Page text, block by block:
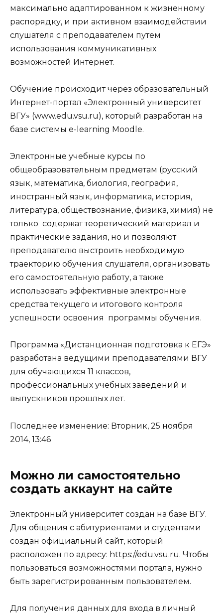
максимально адаптированном к жизненному
распорядку, и при активном взаимодействии
слушателя с преподавателем путем
использования коммуникативных
возможностей Интернет.
Обучение происходит через образовательный
Интернет-портал «Электронный университет
ВГУ» (www.edu.vsu.ru), который разработан на
базе системы e-learning Moodle.
Электронные учебные курсы по
общеобразовательным предметам (русский
язык, математика, биология, география,
иностранный язык, информатика, история,
литература, обществознание, физика, химия) не
только содержат теоретический материал и
практические задания, но и позволяют
преподавателю выстроить необходимую
траекторию обучения слушателя, организовать
его самостоятельную работу, а также
использовать эффективные электронные
средства текущего и итогового контроля
успешности освоения программы обучения.
Программа «Дистанционная подготовка к ЕГЭ»
разработана ведущими преподавателями ВГУ
для обучающихся 11 классов,
профессиональных учебных заведений и
выпускников прошлых лет.
Последнее изменение: Вторник, 25 ноября
2014, 13:46
Можно ли самостоятельно
создать аккаунт на сайте
Электронный университет создан на базе ВГУ.
Для общения с абитуриентами и студентами
создан официальный сайт, который
расположен по адресу: https://edu.vsu.ru. Чтобы
пользоваться возможностями портала, нужно
быть зарегистрированным пользователем.
Для получения данных для входа в личный